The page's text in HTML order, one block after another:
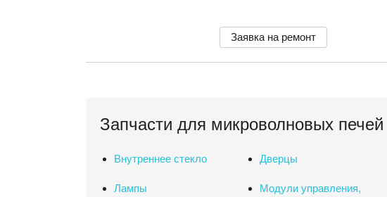
Заявка на ремонт
Запчасти для микроволновых
Внутреннее стекло Дверцы
Лампы Модули управления,